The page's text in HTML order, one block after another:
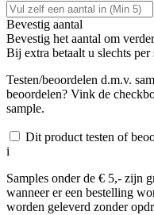
Bevestig aantal
Bevestig het aantal om
Bij extra betaalt u slechts per
Testen/beoordelen d.m.v.
beoordelen? Vink de
sample.
Dit product testen of
i
Samples onder de € 5,- zijn
wanneer er een bestelling
worden geleverd zonder